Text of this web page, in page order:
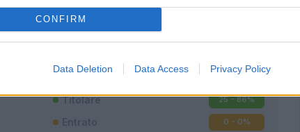
CONFIRM
Data Deletion Data Access Privacy Policy
Classic Mantra
Titolare 25 - 86%
Entrato 0 - 0%